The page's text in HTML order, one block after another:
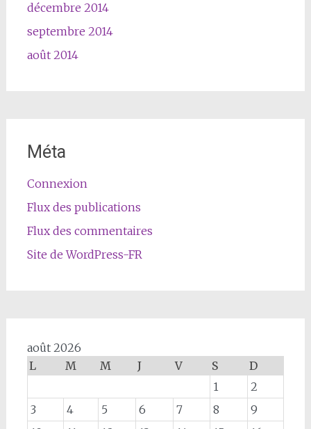
décembre 2014
septembre 2014
août 2014
Méta
Connexion
Flux des publications
Flux des commentaires
Site de WordPress-FR
août 2026
L
M M J V S
D
1
2
3
4 5 6 7 8
9